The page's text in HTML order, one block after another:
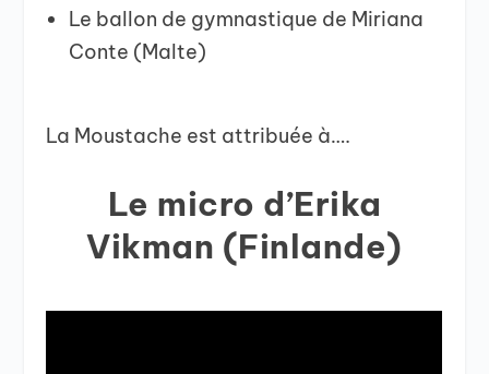
Le ballon de gymnastique de Miriana
Conte (Malte)
La Moustache est attribuée à….
Le micro d’Erika
Vikman (Finlande)